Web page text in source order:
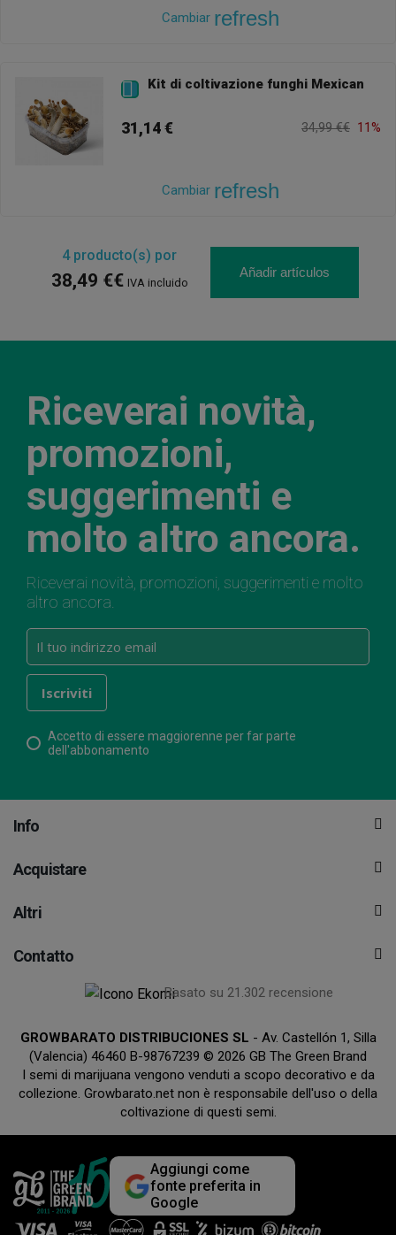
Cambiar refresh
 Kit di coltivazione funghi Mexican
31,14 € 34,99 €€ 11%
Cambiar refresh
4producto(s) por
38,49 €€ IVA incluido
Añadir artículos
Riceverai novità,
promozioni,
suggerimenti e
molto altro ancora.
Riceverai novità, promozioni, suggerimenti e molto
altro ancora.
Accetto di essere maggiorenne per far parte
dell'abbonamento
Info
Acquistare
Altri
Contatto
Basato su 21.302 recensione
GROWBARATO DISTRIBUCIONES SL - Av. Castellón 1, Silla
(Valencia) 46460 B-98767239 © 2026 GB The Green Brand
I semi di marijuana vengono venduti a scopo decorativo e da
collezione. Growbarato.net non è responsabile dell'uso o della
coltivazione di questi semi.
Aggiungi come
fonte preferita in
Google